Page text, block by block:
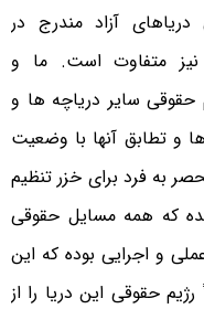
آزاد مندرج در
حقوق دریاها نیز متفاوت است. ما و
حقوقی سایر دریاچه ها و
و تطابق آنها با وضعیت
به فرد برای خزر تنظیم
که همه مسایل حقوقی
و اجرایی بوده که این
حقوقی این دریا را از